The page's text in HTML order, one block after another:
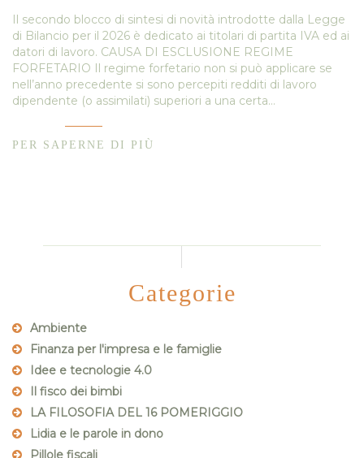
Il secondo blocco di sintesi di novità introdotte dalla Legge
di Bilancio per il 2026 è dedicato ai titolari di partita IVA ed ai
datori di lavoro. CAUSA DI ESCLUSIONE REGIME
FORFETARIO Il regime forfetario non si può applicare se
nell’anno precedente si sono percepiti redditi di lavoro
dipendente (o assimilati) superiori a una certa…
PER SAPERNE DI PIÙ
Categorie
Ambiente
Finanza per l'impresa e le famiglie
Idee e tecnologie 4.0
Il fisco dei bimbi
LA FILOSOFIA DEL 16 POMERIGGIO
Lidia e le parole in dono
Pillole fiscali